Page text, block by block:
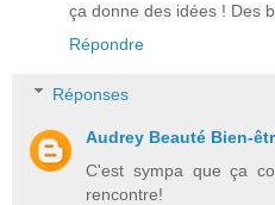
ça donne des idées ! Des
Répondre
Réponses
Audrey Beauté Bien-
C'est sympa que ça
rencontre!